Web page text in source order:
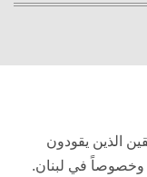
الذين يقودون
وخصوصاً في لبنان.